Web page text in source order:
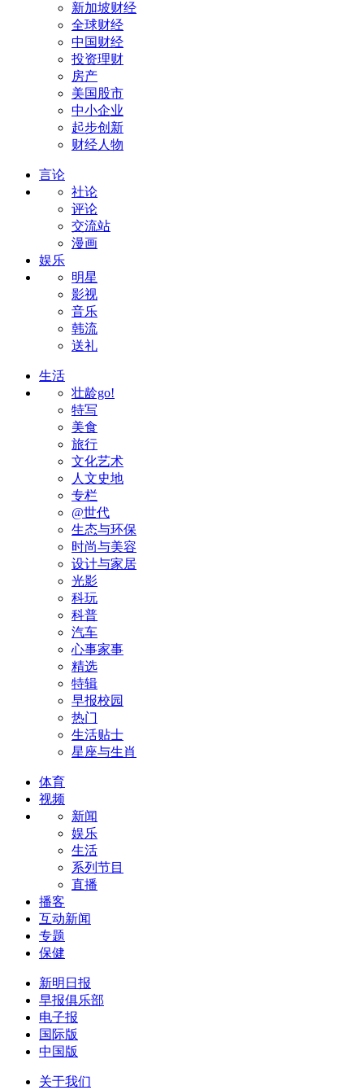
新加坡财经
全球财经
中国财经
投资理财
房产
美国股市
中小企业
起步创新
财经人物
言论
社论
评论
交流站
漫画
娱乐
明星
影视
音乐
韩流
送礼
生活
壮龄go!
特写
美食
旅行
文化艺术
人文史地
专栏
@世代
生态与环保
时尚与美容
设计与家居
光影
科玩
科普
汽车
心事家事
精选
特辑
早报校园
热门
生活贴士
星座与生肖
体育
视频
新闻
娱乐
生活
系列节目
直播
播客
互动新闻
专题
保健
新明日报
早报俱乐部
电子报
国际版
中国版
关于我们